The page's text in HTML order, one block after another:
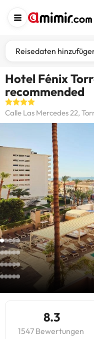
Reisedaten
Hotel Fénix
recommended
Calle Las Mercedes 22,
8.3
1547 Bewertungen